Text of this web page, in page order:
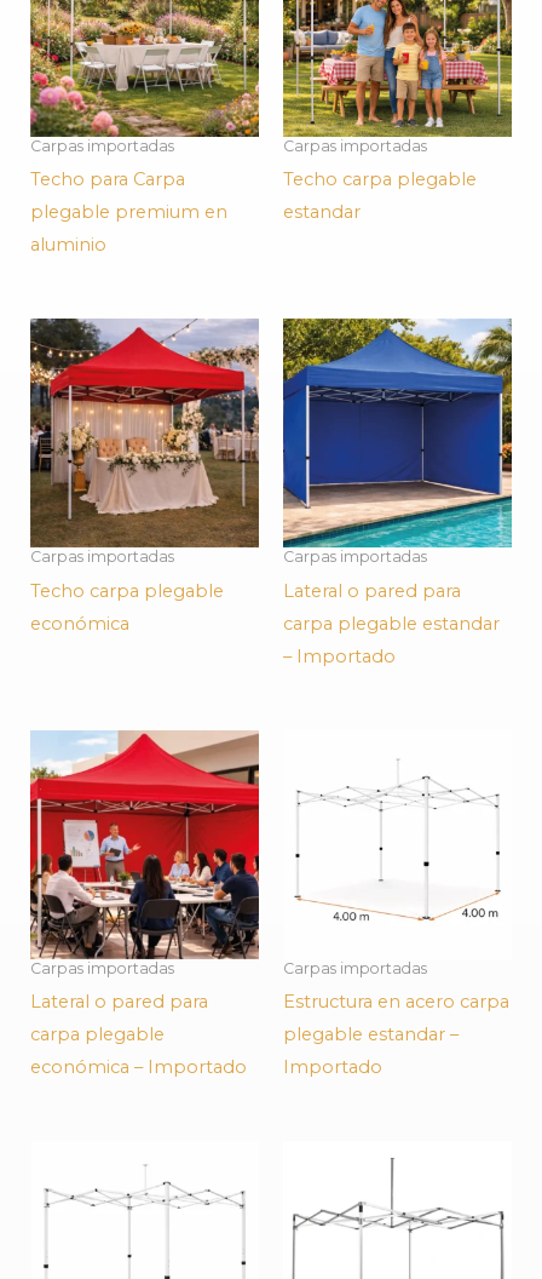
Carpas importadas
Techo para Carpa
plegable premium en
aluminio
Carpas importadas
Techo carpa plegable
estandar
Carpas importadas
Techo carpa plegable
económica
Carpas importadas
Lateral o pared para
carpa plegable estandar
– Importado
Carpas importadas
Lateral o pared para
carpa plegable
económica – Importado
Carpas importadas
Estructura en acero carpa
plegable estandar –
Importado